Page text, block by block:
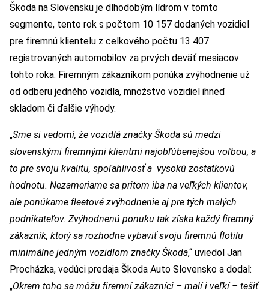
Škoda na Slovensku je dlhodobým lídrom v tomto
segmente, tento rok s počtom 10 157 dodaných vozidiel
pre firemnú klientelu z celkového počtu 13 407
registrovaných automobilov za prvých deväť mesiacov
tohto roka. Firemným zákazníkom ponúka zvýhodnenie už
od odberu jedného vozidla, množstvo vozidiel ihneď
skladom či ďalšie výhody.
„Sme si vedomí, že vozidlá značky Škoda sú medzi
slovenskými firemnými klientmi najobľúbenejšou voľbou, a
to pre svoju kvalitu, spoľahlivosť a vysokú zostatkovú
hodnotu. Nezameriame sa pritom iba na veľkých klientov,
ale ponúkame fleetové zvýhodnenie aj pre tých malých
podnikateľov. Zvýhodnenú ponuku tak získa každý firemný
zákazník, ktorý sa rozhodne vybaviť svoju firemnú flotilu
minimálne jedným vozidlom značky Škoda,“ uviedol Jan
Procházka, vedúci predaja Škoda Auto Slovensko a dodal:
„Okrem toho sa môžu firemní zákazníci – malí i veľkí – tešiť